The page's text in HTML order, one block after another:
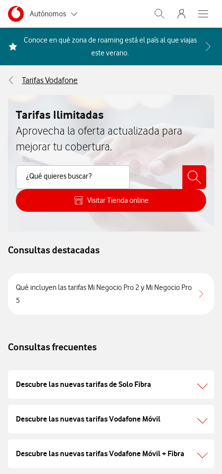
Ir a la pagina principal de vodafone.es
Menu navegación Segmento
Autónomos
Pymes
Abrir buscador.
Menu
Abre
Conoce en qué zona de roaming está el país al que viajas
este verano. Acceder a la FAQ Qué
Tarifas Vodafone
Tarifas Ilimitadas
Aprovecha la oferta actualizada para
mejorar tu cobertura.
¿Qué quieres buscar?
Buscar Contenido
Visitar Tienda online
Cómo consultar las diferentes
Consultas destacadas
Qué incluyen las tarifas Mi Negocio Pro 2 y Mi Negocio Pro
5
Consultas frecuentes
Descubre las nuevas tarifas de Solo Fibra
Descubre las nuevas tarifas Vodafone Móvil
Descubre las nuevas tarifas Vodafone Móvil + Fibra